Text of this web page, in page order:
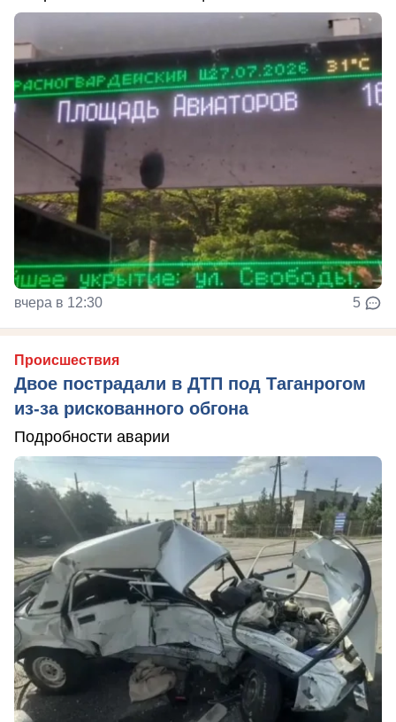
вчера в 12:30 5
Происшествия
Двое пострадали в ДТП под Таганрогом
из-за рискованного обгона
Подробности аварии